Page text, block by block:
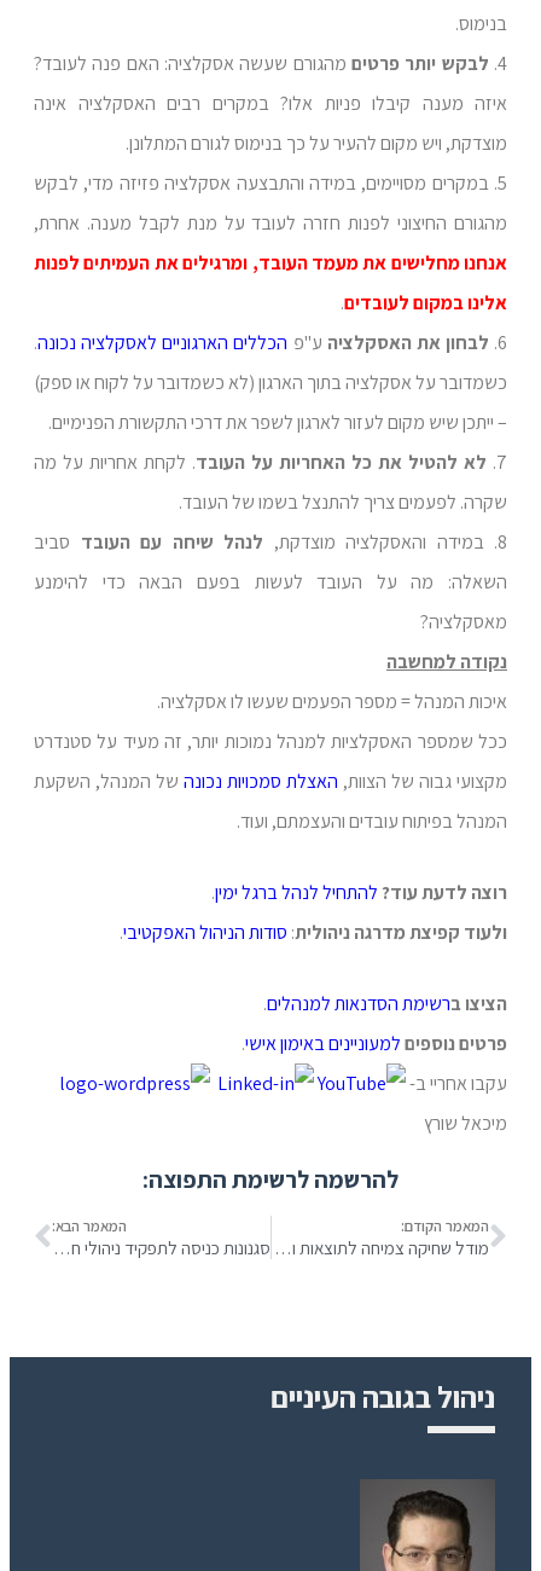
בנימוס.
4. לבקש יותר פרטים מהגורם שעשה אסקלציה: האם פנה לעובד?
איזה מענה קיבלו פניות אלו? במקרים רבים האסקלציה אינה
מוצדקת, ויש מקום להעיר על כך בנימוס לגורם המתלונן.
5. במקרים מסויימים, במידה והתבצעה אסקלציה פזיזה מדי, לבקש
מהגורם החיצוני לפנות חזרה לעובד על מנת לקבל מענה. אחרת,
אנחנו מחלישים את מעמד העובד, ומרגילים את העמיתים לפנות
אלינו במקום לעובדים.
6. לבחון את האסקלציה ע"פ הכללים הארגוניים לאסקלציה נכונה.
כשמדובר על אסקלציה בתוך הארגון (לא כשמדובר על לקוח או ספק)
– ייתכן שיש מקום לעזור לארגון לשפר את דרכי התקשורת הפנימיים.
7. לא להטיל את כל האחריות על העובד. לקחת אחריות על מה
שקרה. לפעמים צריך להתנצל בשמו של העובד.
8. במידה והאסקלציה מוצדקת,
לנהל שיחה עם העובד סביב
השאלה: מה על העובד לעשות בפעם הבאה כדי להימנע
מאסקלציה?
נקודה למחשבה
איכות המנהל = מספר הפעמים שעשו לו אסקלציה.
ככל שמספר האסקלציות למנהל נמוכות יותר, זה מעיד על סטנדרט
מקצועי גבוה של הצוות, האצלת סמכויות נכונה של המנהל, השקעת
המנהל בפיתוח עובדים והעצמתם, ועוד.
רוצה לדעת עוד? להתחיל לנהל ברגל ימין.
ולעוד קפיצת מדרגה ניהולית: סודות הניהול האפקטיבי.
הציצו ברשימת הסדנאות למנהלים.
פרטים נוספיםלמעונייניםבאימון אישי.
עקבו אחריי ב-
מיכאל שורץ
להרשמה לרשימת התפוצה:
המאמר הקודם:
מודל שחיקה צמיחה לתוצאות והנאה
המאמר הבא:
סגנונות כניסה לתפקיד ניהולי חדש
ניהול בגובה העיניים